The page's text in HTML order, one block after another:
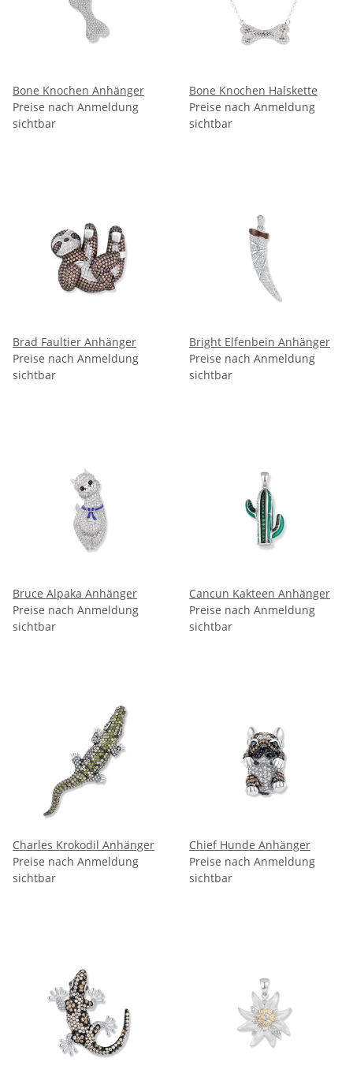
Bone Knochen Anhänger
Preise nach Anmeldung
sichtbar
Bone Knochen Halskette
Preise nach Anmeldung
sichtbar
Brad Faultier Anhänger
Preise nach Anmeldung
sichtbar
Bright Elfenbein Anhänger
Preise nach Anmeldung
sichtbar
Bruce Alpaka Anhänger
Preise nach Anmeldung
sichtbar
Cancun Kakteen Anhänger
Preise nach Anmeldung
sichtbar
Charles Krokodil Anhänger
Preise nach Anmeldung
sichtbar
Chief Hunde Anhänger
Preise nach Anmeldung
sichtbar